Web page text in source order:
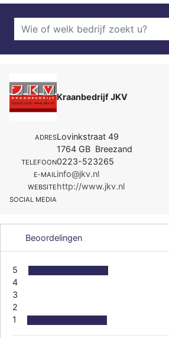
Kraanbedrijf JKV
ADRESLovinkstraat 49
1764 GB Breezand
TELEFOON0223-523265
E-MAILinfo@jkv.nl
WEBSITEhttp://www.jkv.nl
SOCIAL MEDIA
Beoordelingen
5
4
3
2
1